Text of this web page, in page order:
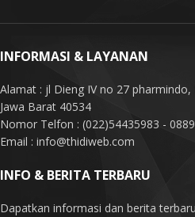
INFORMASI & LAYANAN
Alamat : jl Dieng IV no 27 pharmindo,
Jawa Barat 40534
Nomor Telfon : (022)54435983 -
Email : info@thidiweb.com
INFO & BERITA TERBARU
Dapatkan informasi dan berita